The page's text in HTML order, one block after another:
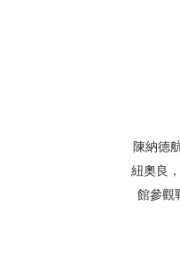
陳納德
紐奧良
館參觀